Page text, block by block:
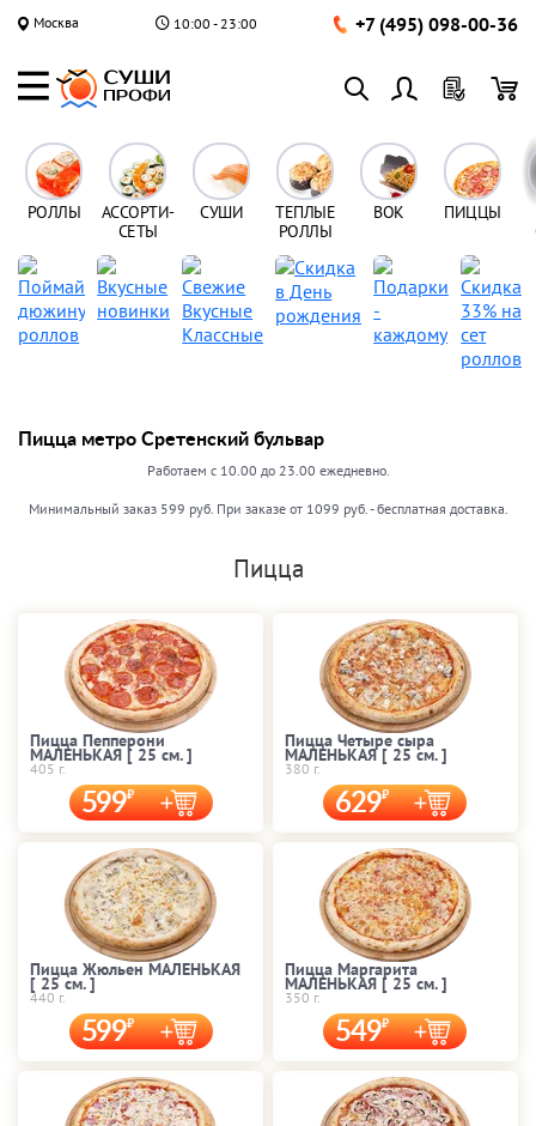
Москва 10:00 - 23:00 +7 (495) 098-00-36
РОЛЛЫ
АССОРТИ-
СЕТЫ
СУШИ
ТЕПЛЫЕ
РОЛЛЫ
ВОК ПИЦЦЫ
Пицца метро Сретенский бульвар
Работаем с 10.00 до 23.00 ежедневно.
Минимальный заказ 599 руб. При заказе от 1099 руб. - бесплатная доставка.
Пицца
Пицца Пепперони
МАЛЕНЬКАЯ [ 25 cм. ]
405 г.
599
Пицца Четыре сыра
МАЛЕНЬКАЯ [ 25 cм. ]
380 г.
629
Пицца Жюльен МАЛЕНЬКАЯ
[ 25 cм. ]
440 г.
599
Пицца Маргарита
МАЛЕНЬКАЯ [ 25 cм. ]
350 г.
549